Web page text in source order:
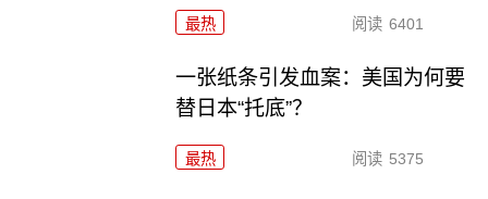
最热 阅读 6401
一张纸条引发血案：美国为何要
替日本“托底”？
最热 阅读 5375